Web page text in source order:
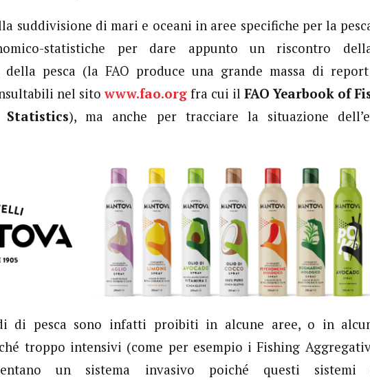
suddivisione di mari e oceani in aree specifiche per la
statistiche per dare appunto un riscontro
della pesca (la FAO produce una grande massa di
nel sitowww.fao.org fra cui il FAO Yearbook of
Statistics), ma anche per tracciare la situazione
di pesca sono infatti proibiti in alcune aree, o in
troppo intensivi (come per esempio i Fishing
un sistema invasivo poiché questi sistemi